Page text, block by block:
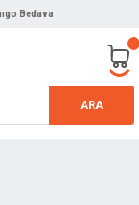
Bedava
ARA